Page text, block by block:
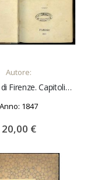
AL CARRELLO
Autore:
L'assedio di Firenze. Capitoli XXX.
Anno: 1847
20,00 €